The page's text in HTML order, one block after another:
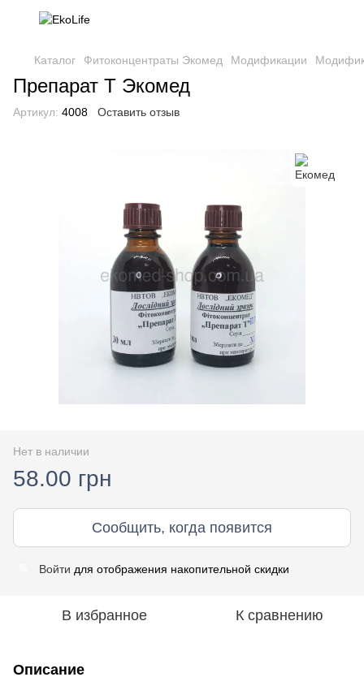
Каталог Фитоконцентраты Экомед Модификации
Препарат Т Экомед
Артикул: 4008 Оставить отзыв
Нет в наличии
58.00 грн
Сообщить, когда появится
Войти для отображения накопительной скидки
В избранное К сравнению
Описание